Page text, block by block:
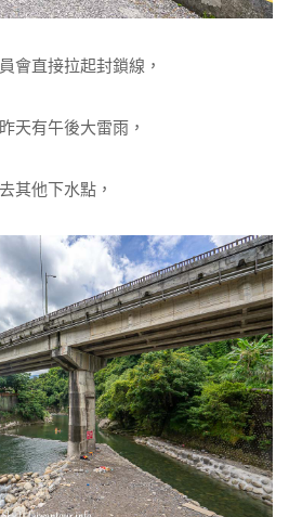
會直接拉起封鎖線，
天有午後大雷雨，
其他下水點，